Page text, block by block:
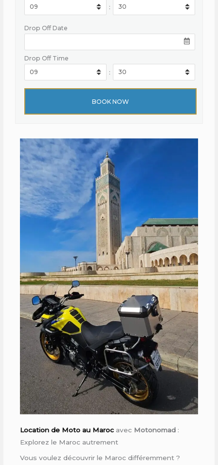
:
Drop Off Date
Drop Off Time
:
Location de Moto au Maroc avec Motonomad :
Explorez le Maroc autrement
Vous voulez découvrir le Maroc différemment ?